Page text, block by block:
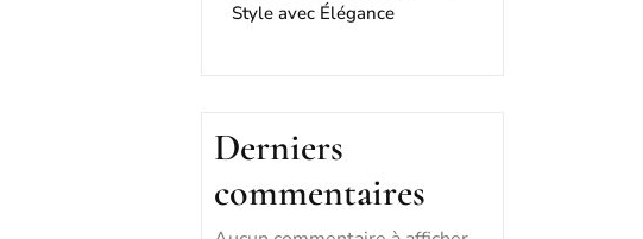
Style avec Élégance
Derniers
commentaires